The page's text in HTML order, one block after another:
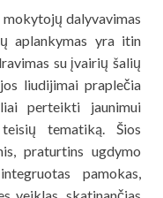
dalyvavimas
aplankymas yra itin
su įvairių šalių
liudijimai praplečia
perteikti jaunimui
tematiką. Šios
praturtins ugdymo
pamokas,
veiklas, skatinančias